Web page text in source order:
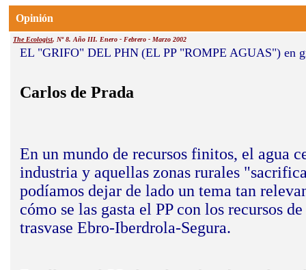
Opinión
The Ecologist, Nº 8. Año III. Enero - Febrero - Marzo 2002
EL "GRIFO" DEL PHN (EL PP "ROMPE AGUAS") en
Carlos de Prada
En un mundo de recursos finitos, el agua
industria y aquellas zonas rurales
podíamos dejar de lado un tema tan
cómo se las gasta el PP con los recursos
trasvase Ebro-Iberdrola-Segura.